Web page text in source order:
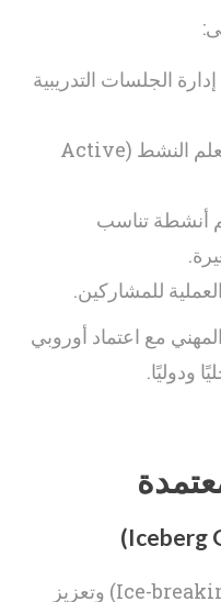
الجلسات التدريبية
تعزيز استخدام أساليب التعلم النشط (Active
أنشطة تناسب
للمشاركين.
مع اعتماد أوروبي
ودوليًا.
يهدف إلى كسر الجليد (Ice-breaking) وتعزيز